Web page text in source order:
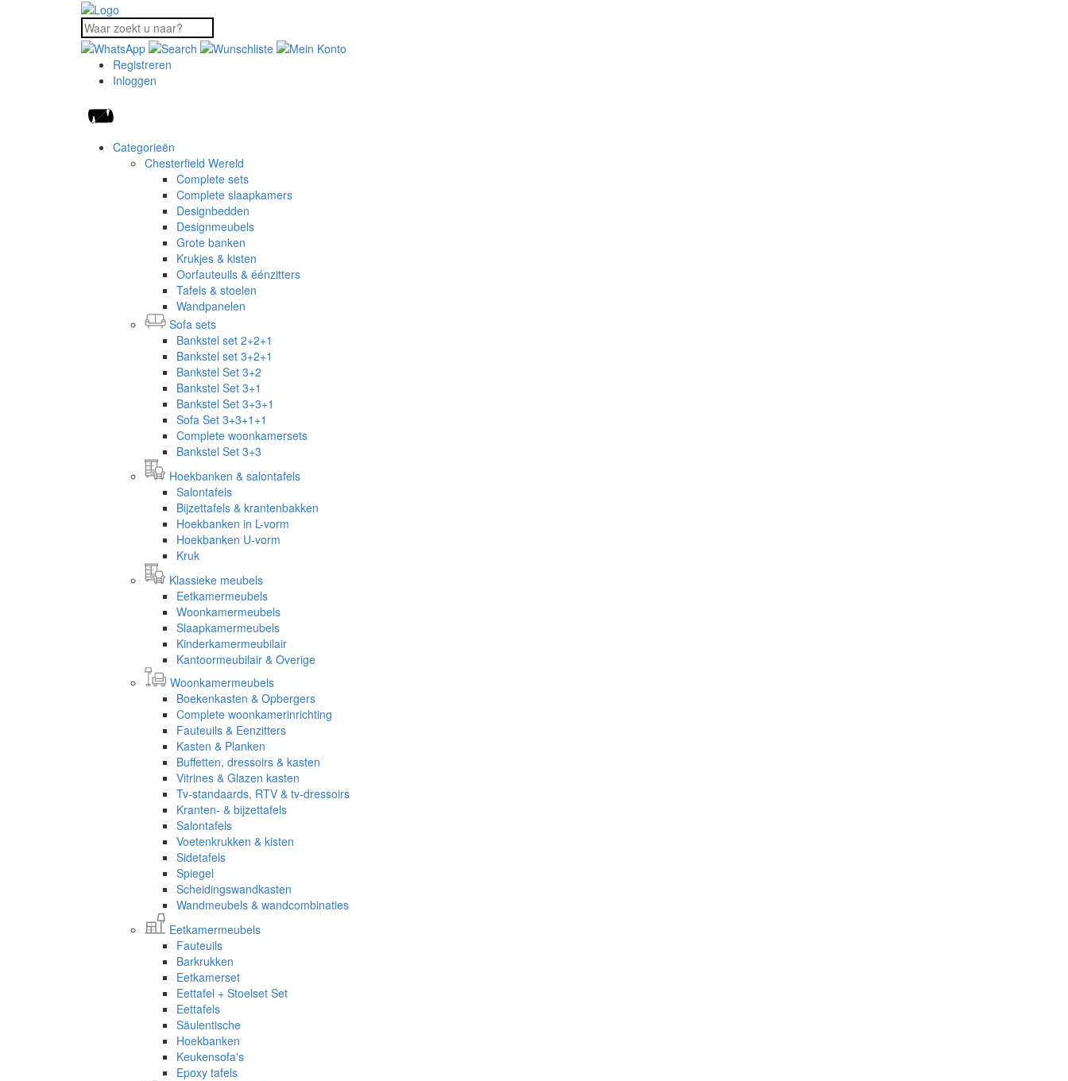
Registreren
Inloggen
Categorieën
Chesterfield Wereld
Complete sets
Complete slaapkamers
Designbedden
Designmeubels
Grote banken
Krukjes & kisten
Oorfauteuils & éénzitters
Tafels & stoelen
Wandpanelen
Sofa sets
Bankstel set 2+2+1
Bankstel set 3+2+1
Bankstel Set 3+2
Bankstel Set 3+1
Bankstel Set 3+3+1
Sofa Set 3+3+1+1
Complete woonkamersets
Bankstel Set 3+3
Hoekbanken & salontafels
Salontafels
Bijzettafels & krantenbakken
Hoekbanken in L-vorm
Hoekbanken U-vorm
Kruk
Klassieke meubels
Eetkamermeubels
Woonkamermeubels
Slaapkamermeubels
Kinderkamermeubilair
Kantoormeubilair & Overige
Woonkamermeubels
Boekenkasten & Opbergers
Complete woonkamerinrichting
Fauteuils & Eenzitters
Kasten & Planken
Buffetten, dressoirs & kasten
Vitrines & Glazen kasten
Tv-standaards, RTV & tv-dressoirs
Kranten- & bijzettafels
Salontafels
Voetenkrukken & kisten
Sidetafels
Spiegel
Scheidingswandkasten
Wandmeubels & wandcombinaties
Eetkamermeubels
Fauteuils
Barkrukken
Eetkamerset
Eettafel + Stoelset Set
Eettafels
Säulentische
Hoekbanken
Keukensofa's
Epoxy tafels